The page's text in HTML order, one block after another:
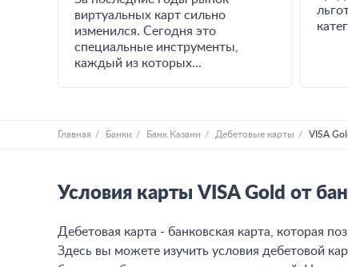
виртуальных карт сильно
изменился. Сегодня это
специальные инструменты,
каждый из которых...
Главная Банки Банк Казани Дебетовые карты VISA
Условия карты VISA Gold от
Дебетовая карта - банковская карта, которая
Здесь вы можете изучить условия дебетовой